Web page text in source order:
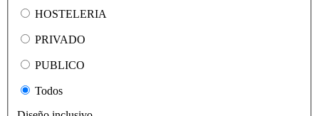
HOSTELERIA
PRIVADO
PUBLICO
Todos